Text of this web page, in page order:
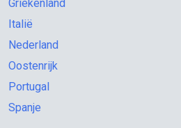
Griekenland
Italië
Nederland
Oostenrijk
Portugal
Spanje